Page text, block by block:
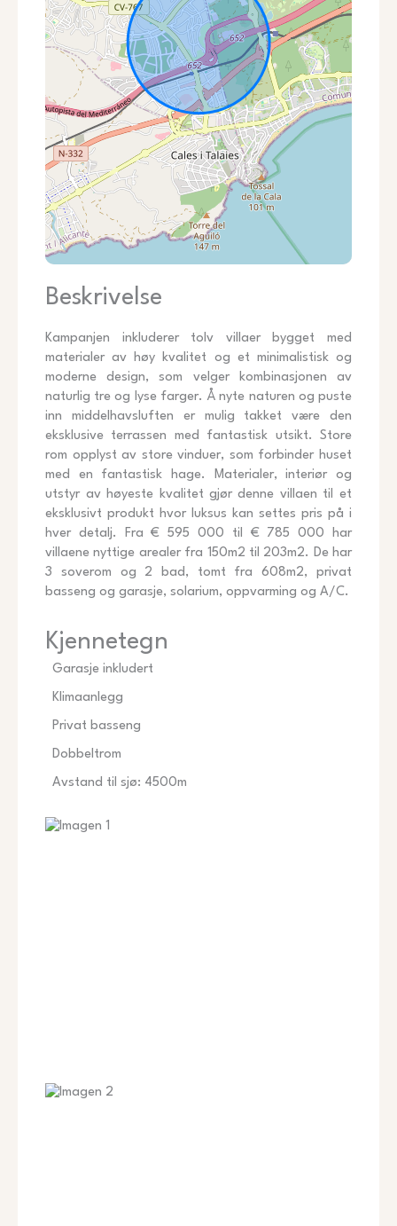
Beskrivelse
Kampanjen inkluderer tolv villaer bygget med
materialer av høy kvalitet og et minimalistisk og
moderne design, som velger kombinasjonen av
naturlig tre og lyse farger. Å nyte naturen og puste
inn middelhavsluften er mulig takket være den
eksklusive terrassen med fantastisk utsikt. Store
rom opplyst av store vinduer, som forbinder huset
med en fantastisk hage. Materialer, interiør og
utstyr av høyeste kvalitet gjør denne villaen til et
eksklusivt produkt hvor luksus kan settes pris på i
hver detalj. Fra € 595 000 til € 785 000 har
villaene nyttige arealer fra 150m2 til 203m2. De har
3 soverom og 2 bad, tomt fra 608m2, privat
basseng og garasje, solarium, oppvarming og A/C.
Kjennetegn
Garasje inkludert
Klimaanlegg
Privat basseng
Dobbeltrom
Avstand til sjø: 4500m